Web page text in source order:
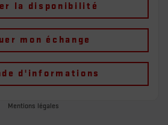
la disponibilité
mon échange
d'informations
Mentions légales